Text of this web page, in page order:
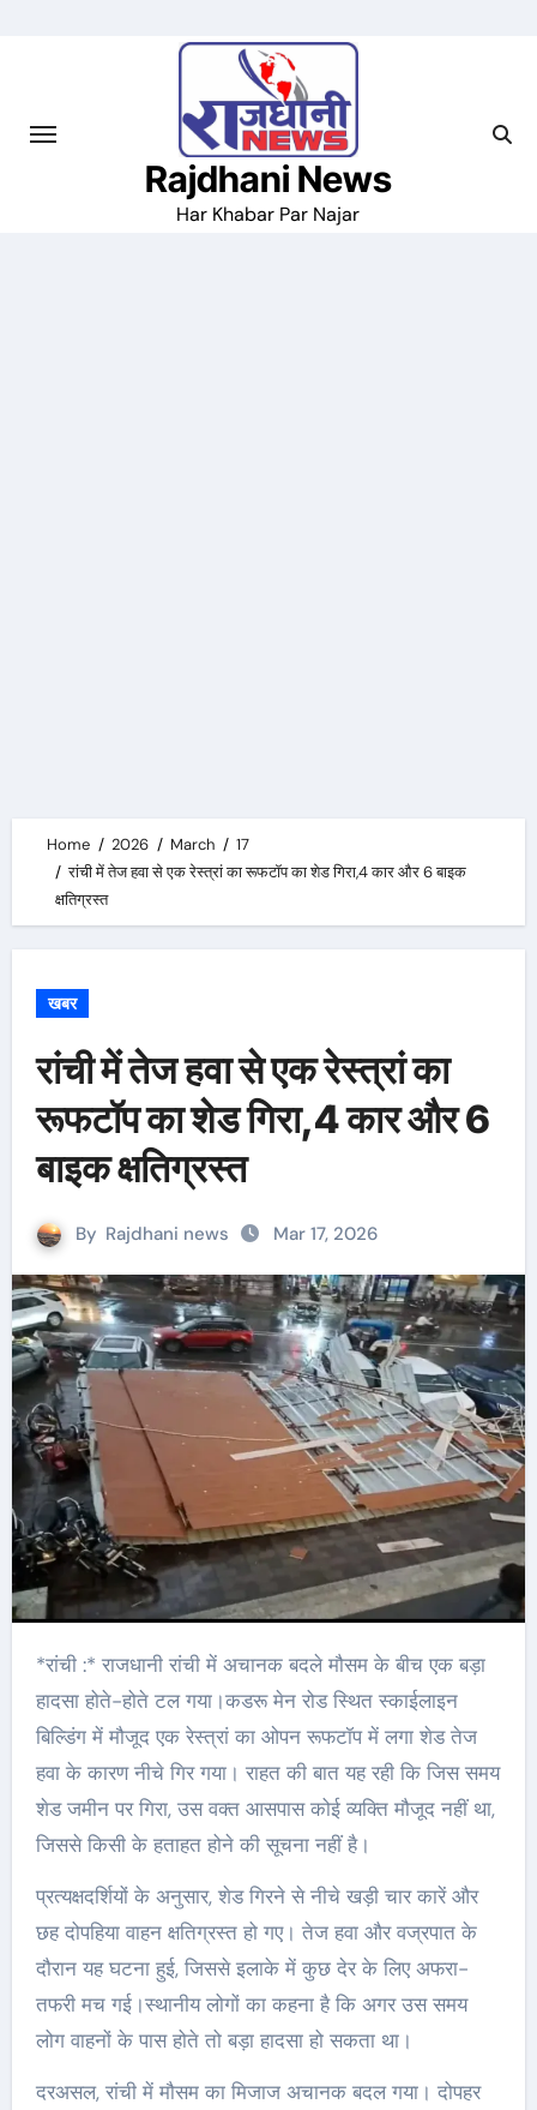
Rajdhani News
Har Khabar Par Najar
Home 2026 March
17
रांची में तेज हवा से एक रेस्त्रां का रूफटॉप का शेड गिरा,4 कार और 6 बाइक
क्षतिग्रस्त
खबर
रांची में तेज हवा से एक रेस्त्रां का
रूफटॉप का शेड गिरा,4 कार और 6
बाइक क्षतिग्रस्त
By Rajdhani news Mar 17, 2026
*रांची :* राजधानी रांची में अचानक बदले मौसम के बीच एक बड़ा
हादसा होते-होते टल गया।कडरू मेन रोड स्थित स्काईलाइन
बिल्डिंग में मौजूद एक रेस्त्रां का ओपन रूफटॉप में लगा शेड तेज
हवा के कारण नीचे गिर गया। राहत की बात यह रही कि जिस समय
शेड जमीन पर गिरा, उस वक्त आसपास कोई व्यक्ति मौजूद नहीं था,
जिससे किसी के हताहत होने की सूचना नहीं है।
प्रत्यक्षदर्शियों के अनुसार, शेड गिरने से नीचे खड़ी चार कारें और
छह दोपहिया वाहन क्षतिग्रस्त हो गए। तेज हवा और वज्रपात के
दौरान यह घटना हुई, जिससे इलाके में कुछ देर के लिए अफरा-
तफरी मच गई।स्थानीय लोगों का कहना है कि अगर उस समय
लोग वाहनों के पास होते तो बड़ा हादसा हो सकता था।
दरअसल, रांची में मौसम का मिजाज अचानक बदल गया। दोपहर